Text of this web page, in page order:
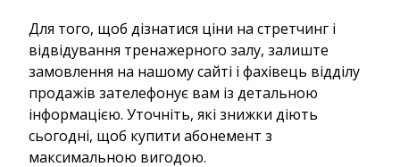
Для того, щоб дізнатися ціни на стретчинг і
відвідування тренажерного залу, залиште
замовлення на нашому сайті і фахівець відділу
продажів зателефонує вам із детальною
інформацією. Уточніть, які знижки діють
сьогодні, щоб купити абонемент з
максимальною вигодою.